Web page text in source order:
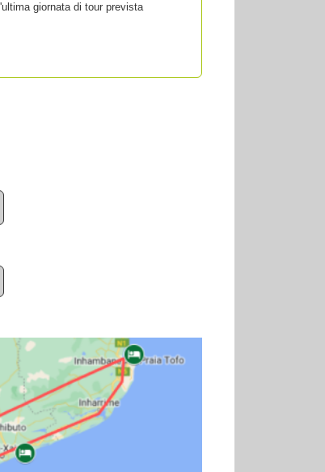
giornata di tour prevista